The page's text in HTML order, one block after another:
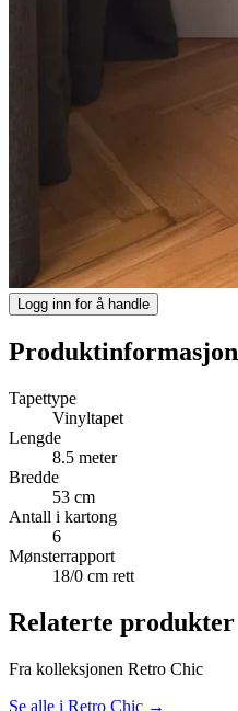
Logg inn for å handle
Produktinformasjon
Tapettype
Vinyltapet
Lengde
8.5 meter
Bredde
53 cm
Antall i kartong
6
Mønsterrapport
18/0 cm rett
Relaterte produkter
Fra kolleksjonen Retro Chic
Se alle i Retro Chic →